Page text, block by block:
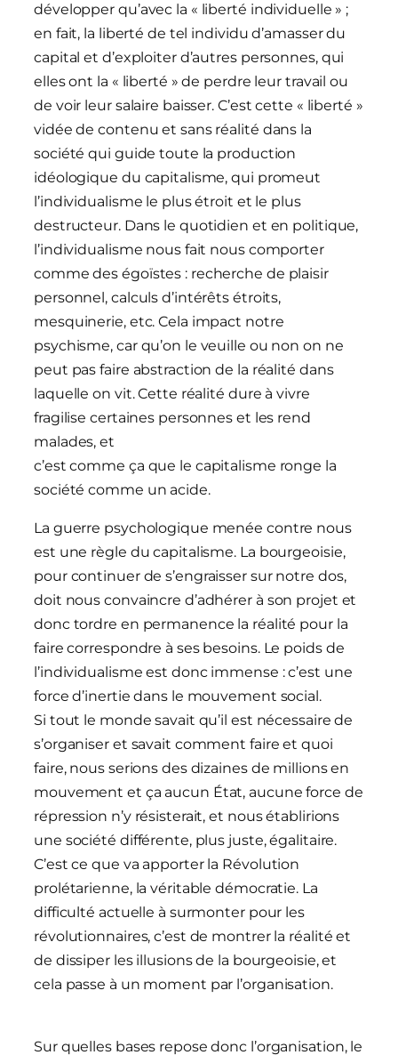
développer qu’avec la « liberté individuelle » ;
en fait, la liberté de tel individu d’amasser du
capital et d’exploiter d’autres personnes, qui
elles ont la « liberté » de perdre leur travail ou
de voir leur salaire baisser. C’est cette « liberté »
vidée de contenu et sans réalité dans la
société qui guide toute la production
idéologique du capitalisme, qui promeut
l’individualisme le plus étroit et le plus
destructeur. Dans le quotidien et en politique,
l’individualisme nous fait nous comporter
comme des égoïstes : recherche de plaisir
personnel, calculs d’intérêts étroits,
mesquinerie, etc. Cela impact notre
psychisme, car qu’on le veuille ou non on ne
peut pas faire abstraction de la réalité dans
laquelle on vit. Cette réalité dure à vivre
fragilise certaines personnes et les rend
malades, et
c’est comme ça que le capitalisme ronge la
société comme un acide.
La guerre psychologique menée contre nous
est une règle du capitalisme. La bourgeoisie,
pour continuer de s’engraisser sur notre dos,
doit nous convaincre d’adhérer à son projet et
donc tordre en permanence la réalité pour la
faire correspondre à ses besoins. Le poids de
l’individualisme est donc immense : c’est une
force d’inertie dans le mouvement social.
Si tout le monde savait qu’il est nécessaire de
s’organiser et savait comment faire et quoi
faire, nous serions des dizaines de millions en
mouvement et ça aucun État, aucune force de
répression n’y résisterait, et nous établirions
une société différente, plus juste, égalitaire.
C’est ce que va apporter la Révolution
prolétarienne, la véritable démocratie. La
difficulté actuelle à surmonter pour les
révolutionnaires, c’est de montrer la réalité et
de dissiper les illusions de la bourgeoisie, et
cela passe à un moment par l’organisation.
Sur quelles bases repose donc l’organisation, le